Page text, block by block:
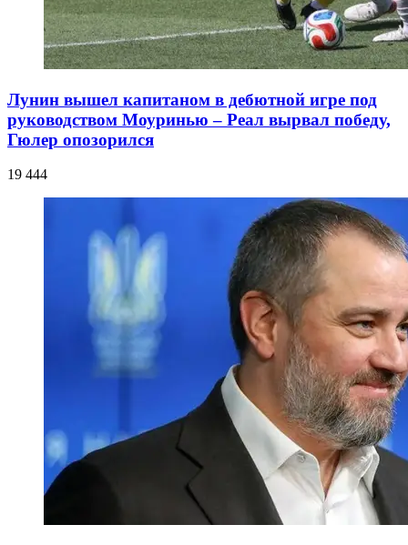
Лунин вышел капитаном в дебютной игре под
руководством Моуринью – Реал вырвал победу,
Гюлер опозорился
19 444